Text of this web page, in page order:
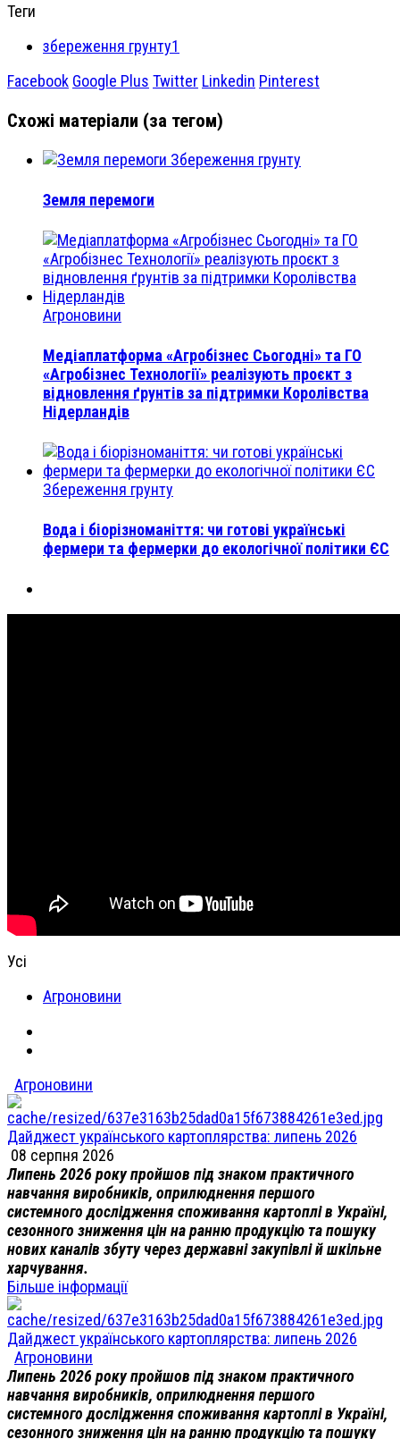
Теги
збереження грунту1
Facebook Google Plus Twitter Linkedin Pinterest
Схожі матеріали (за тегом)
Збереження грунту
Земля перемоги
Агроновини
Медіаплатформа «Агробізнес Сьогодні» та ГО
«Агробізнес Технології» реалізують проєкт з
відновлення ґрунтів за підтримки Королівства
Нідерландів
Збереження грунту
Вода і біорізноманіття: чи готові українські
фермери та фермерки до екологічної політики ЄС
Усі
Агроновини
Агроновини
Дайджест українського картоплярства: липень 2026
08 серпня 2026
Липень 2026 року пройшов під знаком практичного
навчання виробників, оприлюднення першого
системного дослідження споживання картоплі в Україні,
сезонного зниження цін на ранню продукцію та пошуку
нових каналів збуту через державні закупівлі й шкільне
харчування.
Більше інформації
Дайджест українського картоплярства: липень 2026
Агроновини
Липень 2026 року пройшов під знаком практичного
навчання виробників, оприлюднення першого
системного дослідження споживання картоплі в Україні,
сезонного зниження цін на ранню продукцію та пошуку